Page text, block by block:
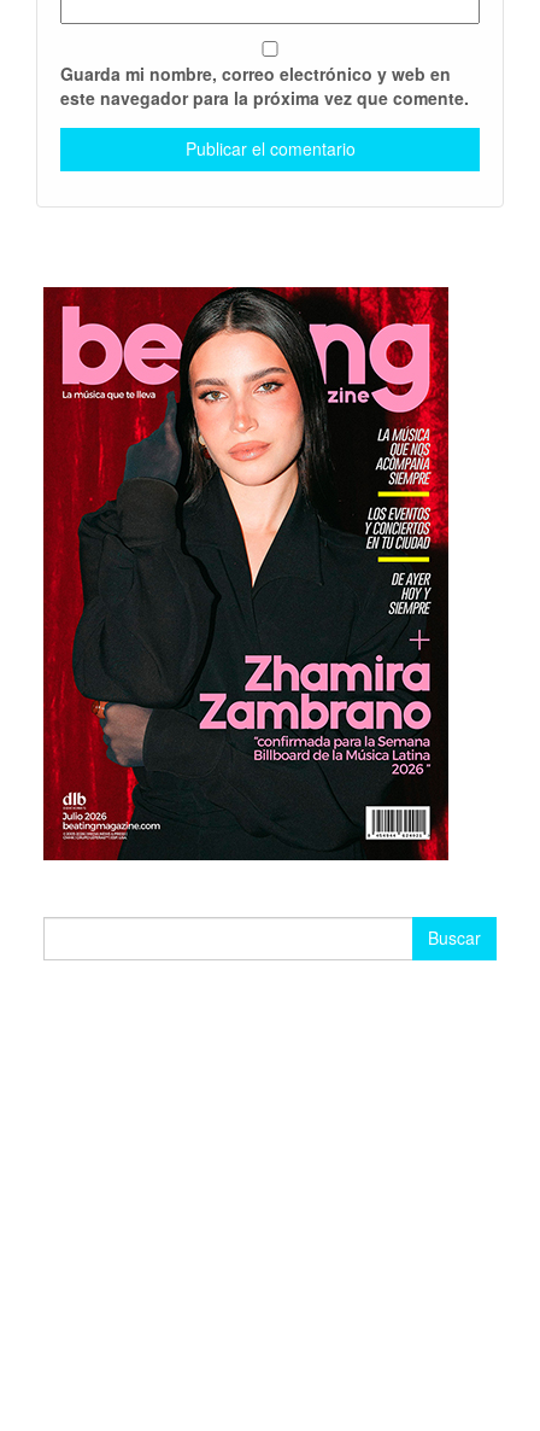
Guarda mi nombre, correo electrónico y web en
este navegador para la próxima vez que comente.